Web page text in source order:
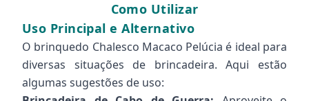
Como Utilizar
Uso Principal e Alternativo
O brinquedo Chalesco Macaco Pelúcia é ideal para
diversas situações de brincadeira. Aqui estão
algumas sugestões de uso: